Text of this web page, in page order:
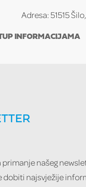
Adresa: 51515
INFORMACIJAMA
primanje našeg
dobiti najsvježije